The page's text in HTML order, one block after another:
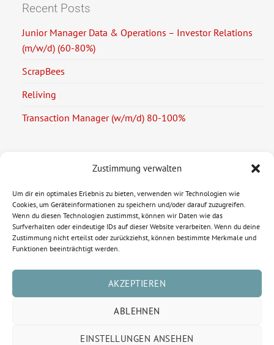
Zustimmung verwalten
Um dir ein optimales Erlebnis zu bieten, verwenden wir Technologien wie
Cookies, um Geräteinformationen zu speichern und/oder darauf zuzugreifen.
Wenn du diesen Technologien zustimmst, können wir Daten wie das
Surfverhalten oder eindeutige IDs auf dieser Website verarbeiten. Wenn du deine
Zustimmung nicht erteilst oder zurückziehst, können bestimmte Merkmale und
Funktionen beeinträchtigt werden.
AKZEPTIEREN
ABLEHNEN
EINSTELLUNGEN ANSEHEN
Recent Posts
Junior Manager Data & Operations – Investor Relations
(m/w/d) (60-80%)
ScrapBees
Reliving
Transaction Manager (w/m/d) 80-100%
Rechtliche Informationen
Impressum
Datenschutzerklärung